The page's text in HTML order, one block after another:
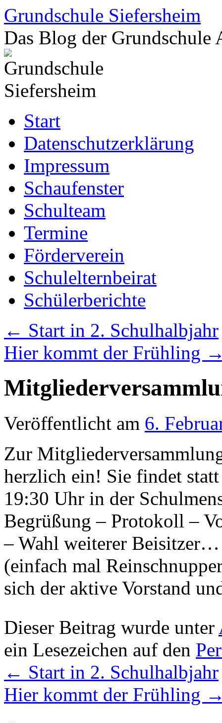
Zum
Inhalt
springen
Grundschule Siefersheim
Das Blog der Grundschule
Start
Datenschutzerklärung
Impressum
Schaufenster
Schulteam
Termine
Förderverein
Schulelternbeirat
Schülerberichte
← Start in 2. Schulhalbjahr
Hier kommt der Frühling
Veröffentlicht am 6.
Zur
herzlich ein! Sie findet
19:30 Uhr in der
Begrüßung – Protokoll –
– Wahl weiterer
(einfach mal
sich der aktive Vorstand
Dieser Beitrag wurde unter
ein Lesezeichen auf den
← Start in 2. Schulhalbjahr
Hier kommt der Frühling